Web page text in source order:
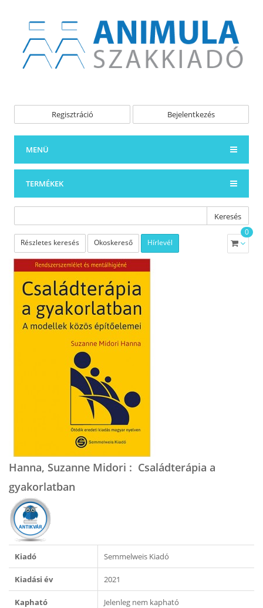
Regisztráció Bejelentkezés
MENÜ
TERMÉKEK
Keresés
Részletes keresés Okoskereső Hírlevél
0
Hanna, Suzanne Midori : Családterápia a
gyakorlatban
Kiadó Semmelweis Kiadó
Kiadási év 2021
Kapható Jelenleg nem kapható